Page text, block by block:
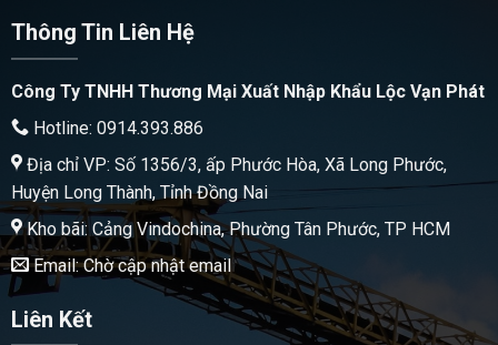
Thông Tin Liên Hệ
Công Ty TNHH Thương Mại Xuất Nhập Khẩu Lộc Vạn Phát
Hotline: 0914.393.886
Địa chỉ VP: Số 1356/3, ấp Phước Hòa, Xã Long Phước,
Huyện Long Thành, Tỉnh Đồng Nai
Kho bãi: Cảng Vindochina, Phường Tân Phước, TP HCM
Email: Chờ cập nhật email
Liên Kết